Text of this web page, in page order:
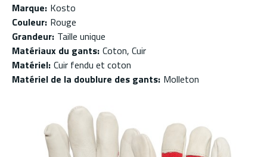
Marque: Kosto
Couleur: Rouge
Grandeur: Taille unique
Matériaux du gants: Coton, Cuir
Matériel: Cuir fendu et coton
Matériel de la doublure des gants: Molleton